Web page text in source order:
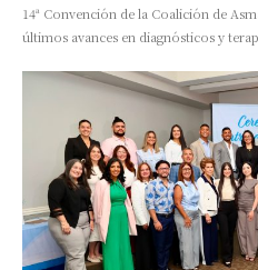
14ª Convención de la Coalición de